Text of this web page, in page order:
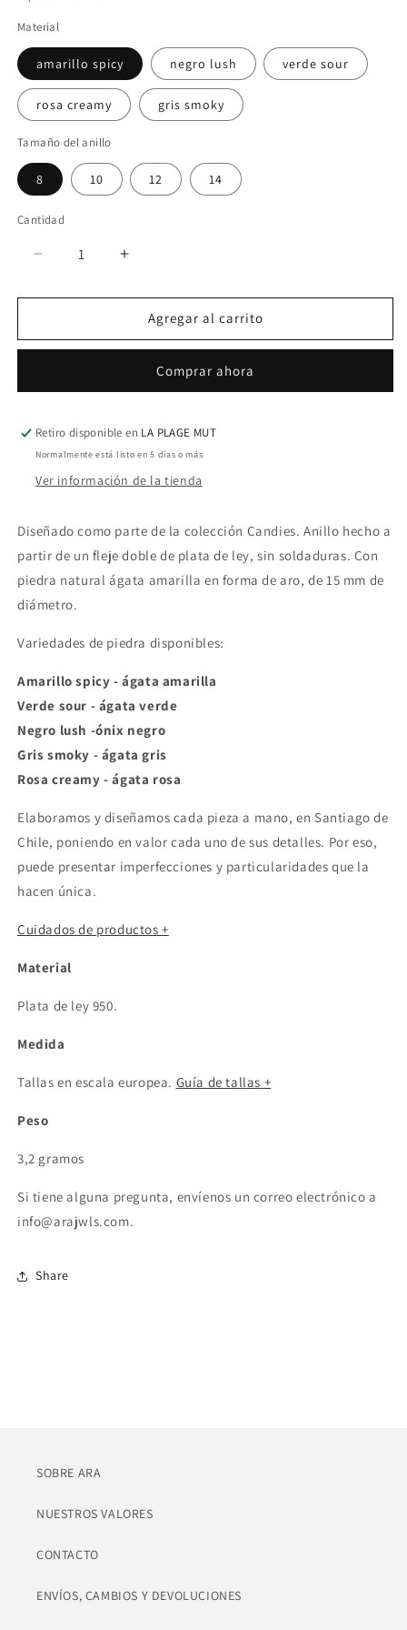
Material
amarillo spicy negro lush verde sour
rosa creamy gris smoky
Tamaño del anillo
8 10 12 14
Cantidad
Reducir
para
RING
Aumentar
para
CANDIE
RING
Agregar al carrito
Comprar ahora
Retiro disponible en LA PLAGE MUT
Normalmente está listo en 5 días o más
Ver información de la tienda
Diseñado como parte de la colección Candies. Anillo hecho a
partir de un fleje doble de plata de ley, sin soldaduras. Con
piedra natural ágata amarilla en forma de aro, de 15 mm de
diámetro.
Variedades de piedra disponibles:
Amarillo spicy - ágata amarilla
Verde sour - ágata verde
Negro lush -ónix negro
Gris smoky - ágata gris
Rosa creamy - ágata rosa
Elaboramos y diseñamos cada pieza a mano, en Santiago de
Chile, poniendo en valor cada uno de sus detalles. Por eso,
puede presentar imperfecciones y particularidades que la
hacen única.
Cuidados de productos +
Material
Plata de ley 950.
Medida
Tallas en escala europea. Guía de tallas +
Peso
3,2 gramos
Si tiene alguna pregunta, envíenos un correo electrónico a
info@arajwls.com.
Share
SOBRE ARA
NUESTROS VALORES
CONTACTO
ENVÍOS, CAMBIOS Y DEVOLUCIONES